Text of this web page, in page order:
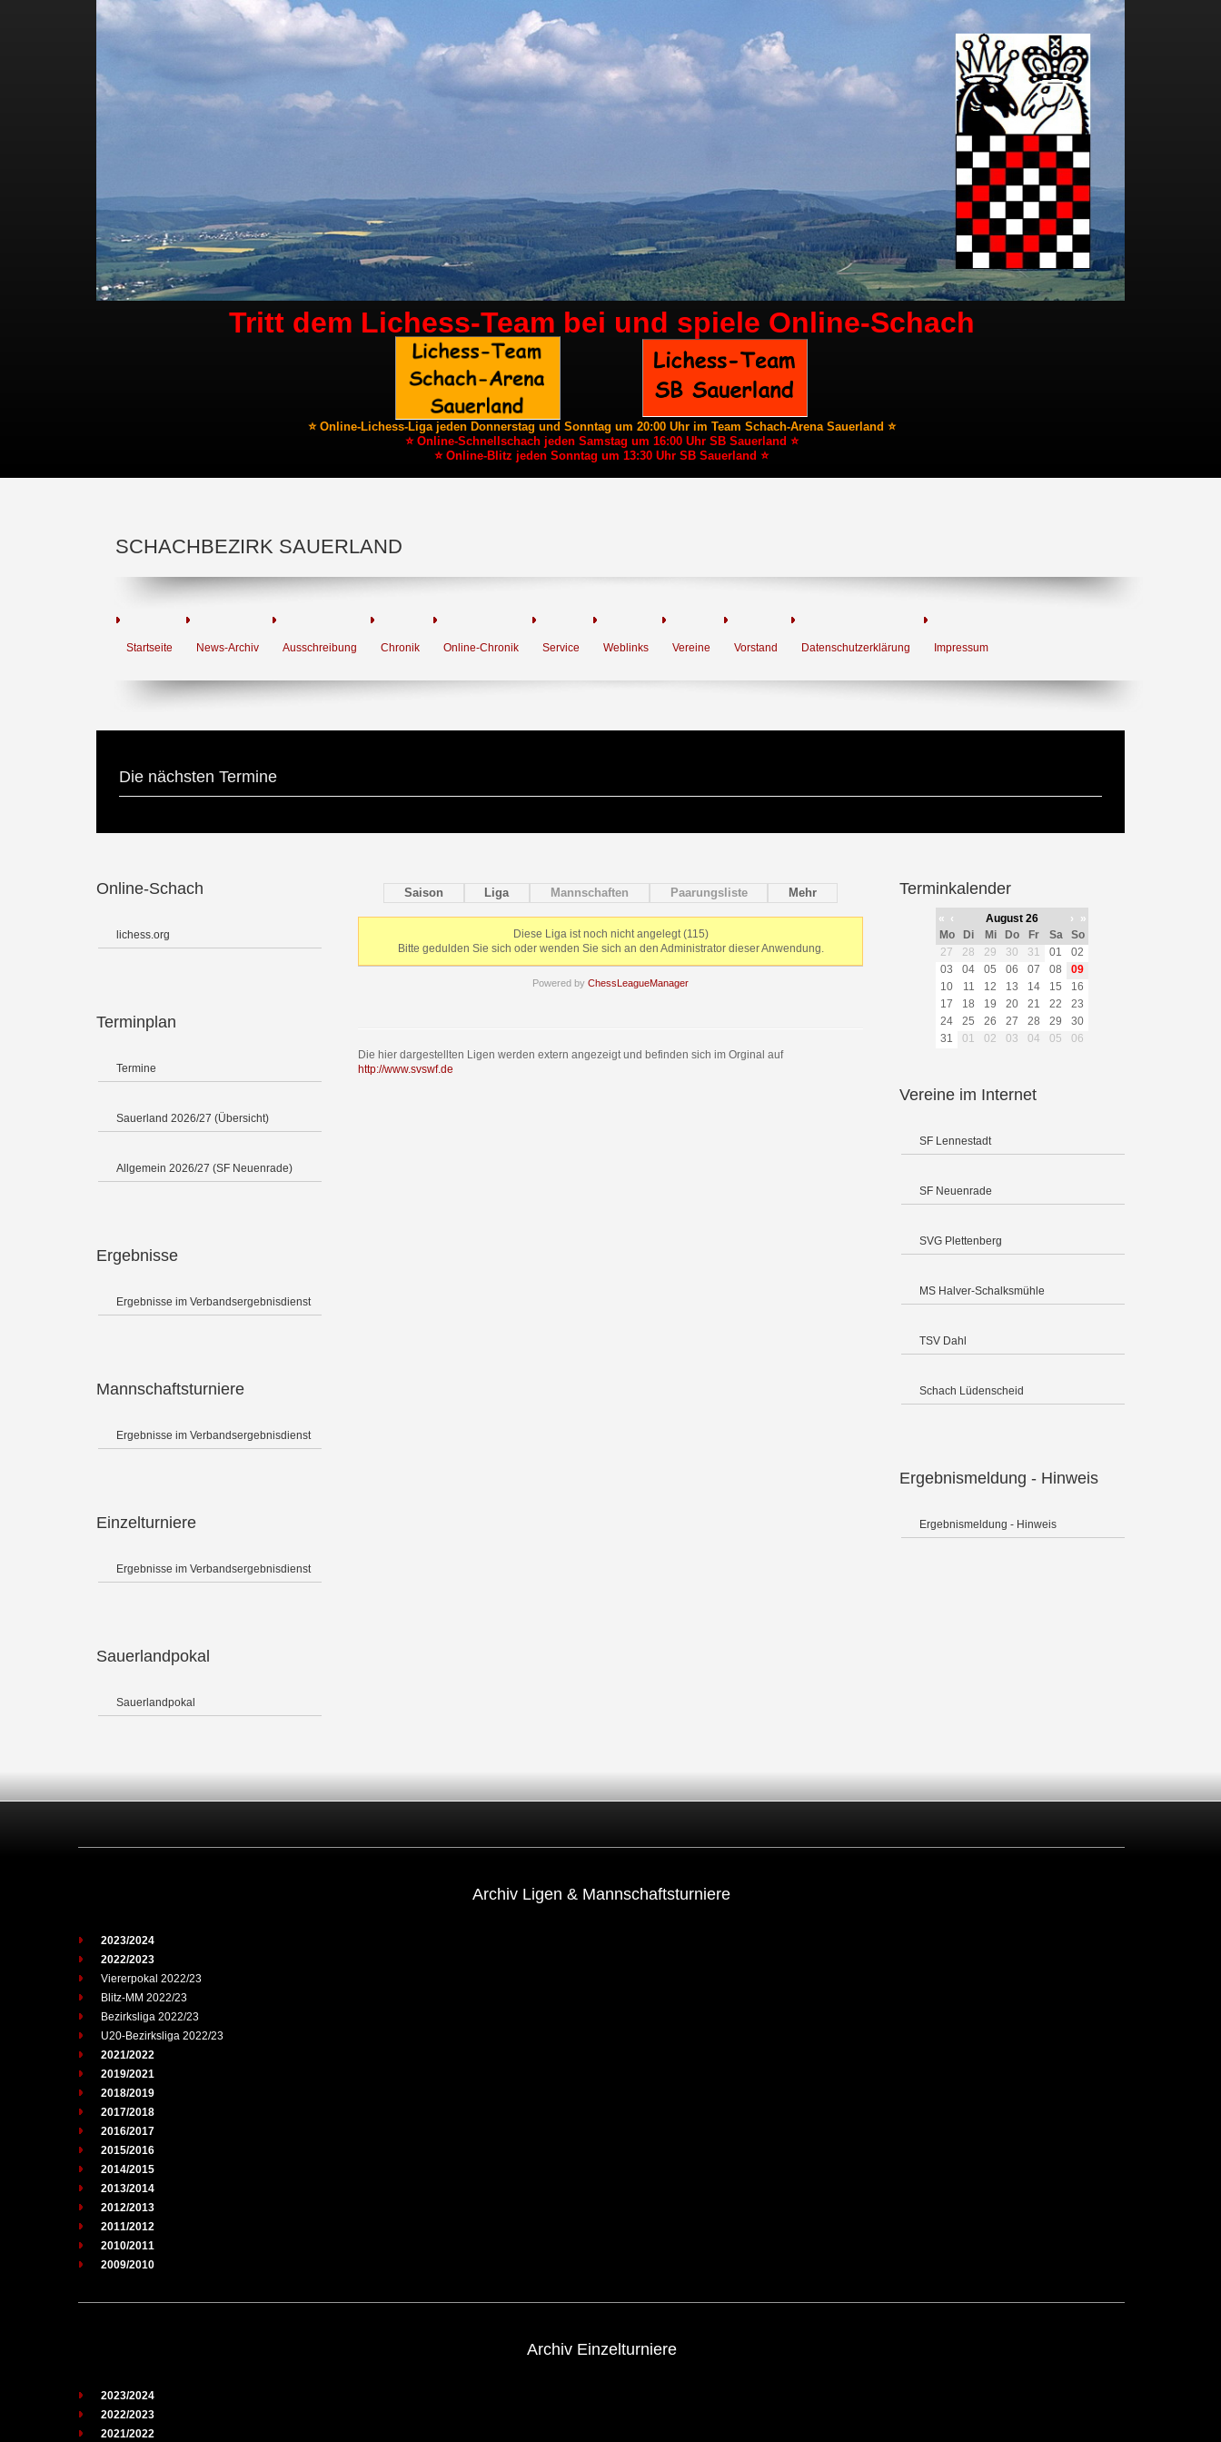
Tritt dem Lichess-Team bei und spiele Online-Schach
⭐ Online-Lichess-Liga jeden Donnerstag und Sonntag um 20:00 Uhr im Team Schach-Arena Sauerland ⭐
⭐ Online-Schnellschach jeden Samstag um 16:00 Uhr SB Sauerland ⭐
⭐ Online-Blitz jeden Sonntag um 13:30 Uhr SB Sauerland ⭐
SCHACHBEZIRK SAUERLAND
Startseite News-Archiv Ausschreibung Chronik Online-Chronik Service Weblinks Vereine Vorstand Datenschutzerklärung Impressum
Die nächsten Termine
Online-Schach
lichess.org
Terminplan
Termine
Sauerland 2026/27 (Übersicht)
Allgemein 2026/27 (SF Neuenrade)
Ergebnisse
Ergebnisse im Verbandsergebnisdienst
Mannschaftsturniere
Ergebnisse im Verbandsergebnisdienst
Einzelturniere
Ergebnisse im Verbandsergebnisdienst
Sauerlandpokal
Sauerlandpokal
Saison Liga Mannschaften Paarungsliste Mehr
Diese Liga ist noch nicht angelegt (115)
Bitte gedulden Sie sich oder wenden Sie sich an den Administrator dieser Anwendung.
Powered by ChessLeagueManager
Die hier dargestellten Ligen werden extern angezeigt und befinden sich im Orginal auf
http://www.svswf.de
Terminkalender
« ‹ August 26 ›
»
Mo
Di Mi Do Fr Sa
So
27
28 29 30 31 01
02
03
04 05 06 07 08
09
10
11 12 13 14 15
16
17
18 19 20 21 22
23
24
25 26 27 28 29
30
31
01 02 03 04 05 06
Vereine im Internet
SF Lennestadt
SF Neuenrade
SVG Plettenberg
MS Halver-Schalksmühle
TSV Dahl
Schach Lüdenscheid
Ergebnismeldung - Hinweis
Ergebnismeldung - Hinweis
Archiv Ligen & Mannschaftsturniere
2023/2024
2022/2023
Viererpokal 2022/23
Blitz-MM 2022/23
Bezirksliga 2022/23
U20-Bezirksliga 2022/23
2021/2022
2019/2021
2018/2019
2017/2018
2016/2017
2015/2016
2014/2015
2013/2014
2012/2013
2011/2012
2010/2011
2009/2010
Archiv Einzelturniere
2023/2024
2022/2023
2021/2022